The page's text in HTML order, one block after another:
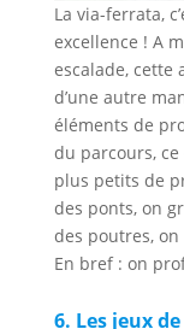
La via-ferrata,
excellence ! A
escalade, cette
d’une autre
éléments de
du parcours,
plus petits de
des ponts, on
des poutres,
En bref : on
6. Les jeux